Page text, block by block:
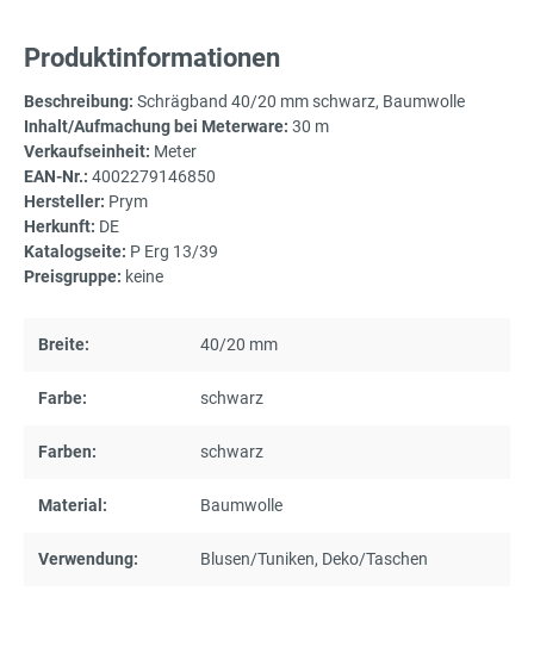
Produktinformationen
Beschreibung: Schrägband 40/20 mm schwarz, Baumwolle
Inhalt/Aufmachung bei Meterware: 30 m
Verkaufseinheit: Meter
EAN-Nr.: 4002279146850
Hersteller: Prym
Herkunft: DE
Katalogseite: P Erg 13/39
Preisgruppe: keine
Breite: 40/20 mm
Farbe: schwarz
Farben: schwarz
Material: Baumwolle
Verwendung: Blusen/Tuniken, Deko/Taschen